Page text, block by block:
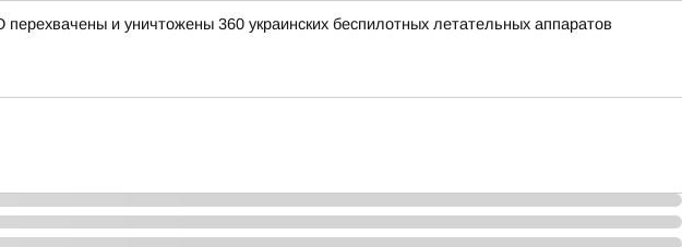
и уничтожены 360 украинских беспилотных летательных аппаратов